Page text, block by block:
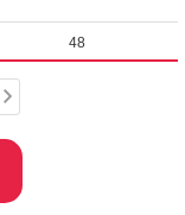
48